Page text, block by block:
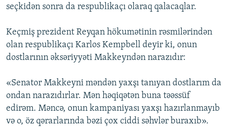
seçkidən sonra da respublikaçı olaraq qalacaqlar.
Keçmiş prezident Reyqan hökumətinin rəsmilərindən
olan respublikaçı Karlos Kempbell deyir ki, onun
dostlarının əksəriyyəti Makkeyndən narazıdır:
«Senator Makkeyni məndən yaxşı tanıyan dostlarım da
ondan narazıdırlar. Mən həqiqətən buna təəssüf
edirəm. Məncə, onun kampaniyası yaxşı hazırlanmayıb
və o, öz qərarlarında bəzi çox ciddi səhvlər buraxıb».